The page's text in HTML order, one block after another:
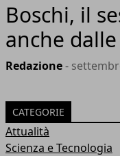
Boschi, il
anche
Redazione-
CATEGORIE
Attualità
Scienza e Tecnologia